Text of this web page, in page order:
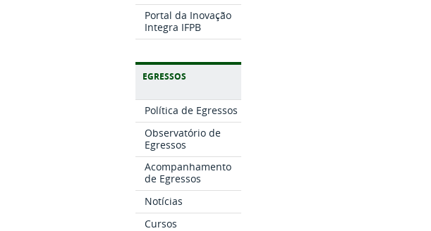
Portal da Inovação
Integra IFPB
EGRESSOS
Política de Egressos
Observatório de
Egressos
Acompanhamento
de Egressos
Notícias
Cursos